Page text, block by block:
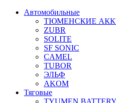
Автомобильные
ТЮМЕНСКИЕ
ZUBR
SOLITE
SF SONIC
CAMEL
TUBOR
ЭЛЬФ
AKOM
Тяговые
TYUMEN BATTERY